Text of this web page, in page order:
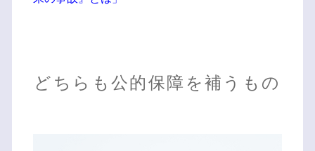
どちらも公的保障を補うもの